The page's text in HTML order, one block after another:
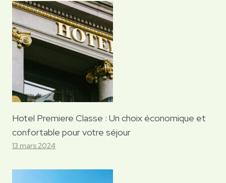
Hotel Premiere Classe : Un choix économique et
confortable pour votre séjour
13 mars 2024